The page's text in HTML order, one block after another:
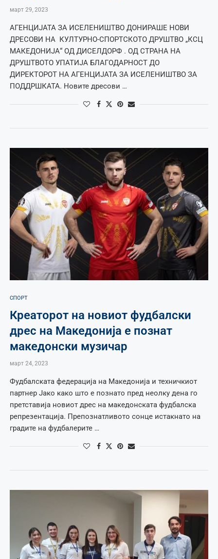
март 29, 2023
АГЕНЦИЈАТА ЗА ИСЕЛЕНИШТВО ДОНИРАШЕ НОВИ
ДРЕСОВИ НА КУЛТУРНО-СПОРТСКОТО ДРУШТВО „КСЦ
МАКЕДОНИЈА“ ОД ДИСЕЛДОРФ . ОД СТРАНА НА
ДРУШТВОТО УПАТИЈА БЛАГОДАРНОСТ ДО
ДИРЕКТОРОТ НА АГЕНЦИЈАТА ЗА ИСЕЛЕНИШТВО ЗА
ПОДДРШКАТА. Новите дресови …
СПОРТ
Креаторот на новиот фудбалски
дрес на Македонија е познат
македонски музичар
март 24, 2023
Фудбалската федерација на Македонија и техничкиот
партнер Јако како што е познато пред неолку дена го
претставија новиот дрес на македонската фудбалска
репрезентација. Препознатливото сонце истакнато на
градите на фудбалерите …